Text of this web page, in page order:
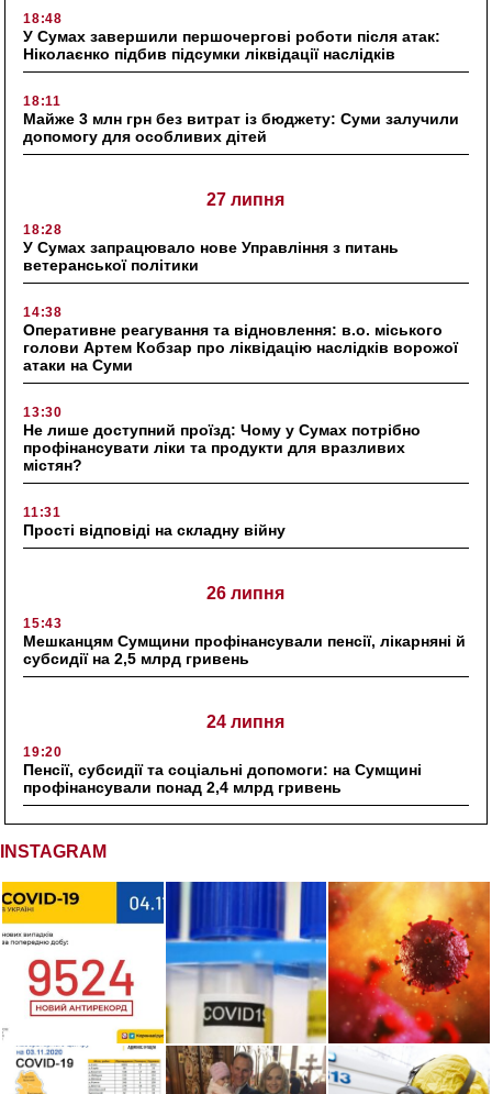
18:48
У Сумах завершили першочергові роботи після атак:
Ніколаєнко підбив підсумки ліквідації наслідків
18:11
Майже 3 млн грн без витрат із бюджету: Суми залучили
допомогу для особливих дітей
27 липня
18:28
У Сумах запрацювало нове Управління з питань
ветеранської політики
14:38
Оперативне реагування та відновлення: в.о. міського
голови Артем Кобзар про ліквідацію наслідків ворожої
атаки на Суми
13:30
Не лише доступний проїзд: Чому у Сумах потрібно
профінансувати ліки та продукти для вразливих
містян?
11:31
Прості відповіді на складну війну
26 липня
15:43
Мешканцям Сумщини профінансували пенсії, лікарняні й
субсидії на 2,5 млрд гривень
24 липня
19:20
Пенсії, субсидії та соціальні допомоги: на Сумщині
профінансували понад 2,4 млрд гривень
INSTAGRAM